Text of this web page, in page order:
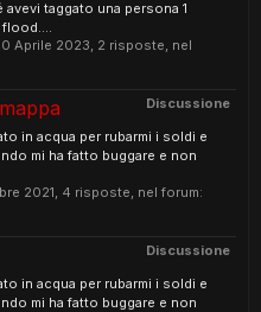
taggato una persona 1
flood....
Aprile 2023, 2 risposte, nel
Discussione
in acqua per rubarmi i soldi e
mi ha fatto buggare e non
2021, 4 risposte, nel forum:
Discussione
in acqua per rubarmi i soldi e
mi ha fatto buggare e non